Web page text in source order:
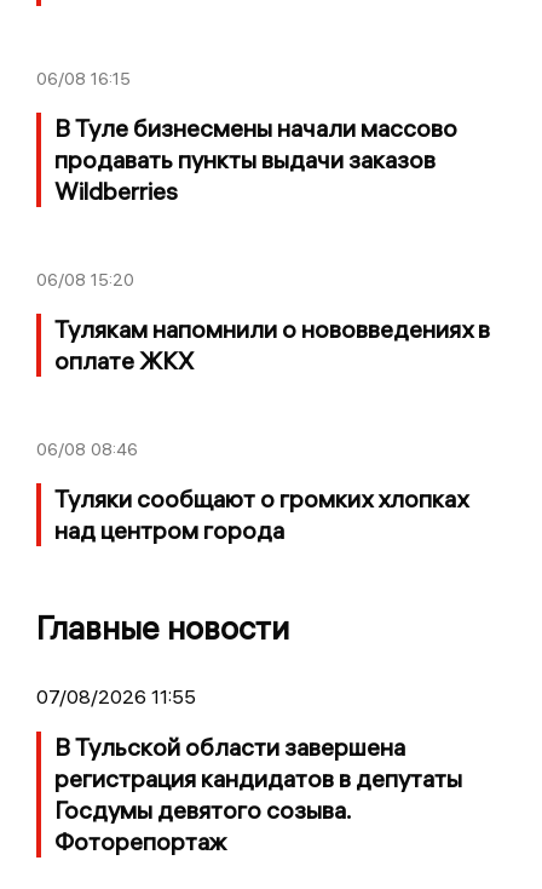
06/08 16:15
В Туле бизнесмены начали массово
продавать пункты выдачи заказов
Wildberries
06/08 15:20
Тулякам напомнили о нововведениях в
оплате ЖКХ
06/08 08:46
Туляки сообщают о громких хлопках
над центром города
Главные новости
07/08/2026 11:55
В Тульской области завершена
регистрация кандидатов в депутаты
Госдумы девятого созыва.
Фоторепортаж